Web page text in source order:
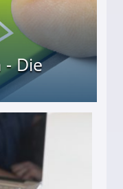
- Die